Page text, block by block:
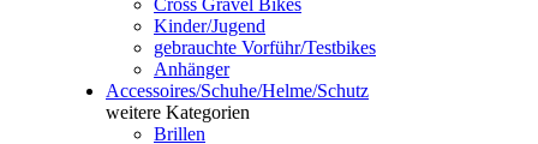
Cross Gravel Bikes
Kinder/Jugend
gebrauchte Vorführ/Testbikes
Anhänger
Accessoires/Schuhe/Helme/Schutz
weitere Kategorien
Brillen